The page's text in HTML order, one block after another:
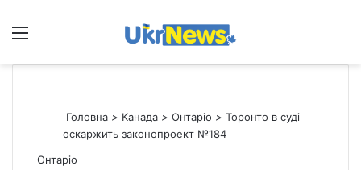
Меню
Головна > Канада > Онтаріо > Торонто в суді
оскаржить законопроект №184
Онтаріо